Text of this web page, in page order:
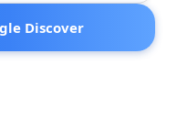
Discover